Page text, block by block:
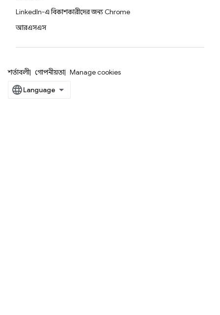
LinkedIn-এ বিকাশকারীদের জন্য Chrome
আরএসএস
শর্তাবলী গোপনীয়তা Manage cookies